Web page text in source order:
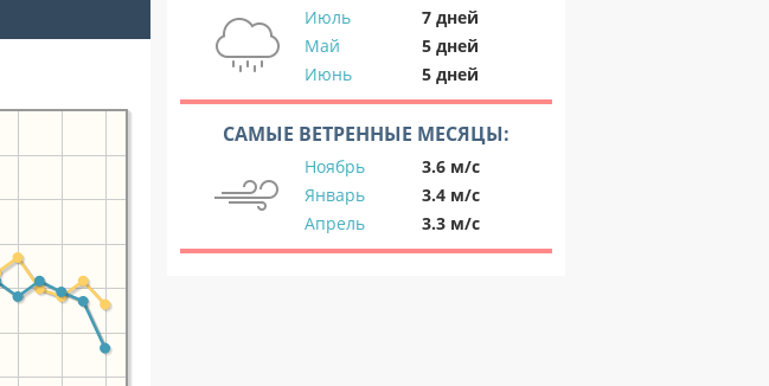
Июль
7 дней
Май
5 дней
Июнь
5 дней
САМЫЕ ВЕТРЕННЫЕ МЕСЯЦЫ:
Ноябрь
3.6 м/с
Январь
3.4 м/с
Апрель
3.3 м/с